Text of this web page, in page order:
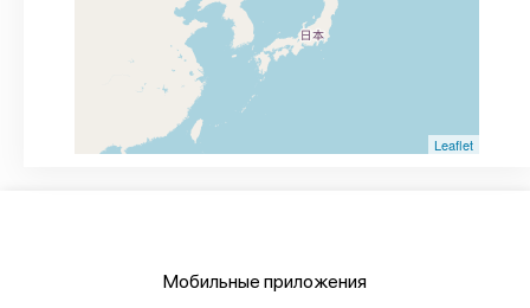
Leaflet
Мобильные приложения